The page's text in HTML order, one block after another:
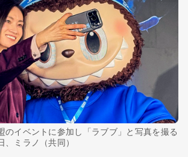
イベントに参加し「ラブブ」と写真を撮る
ミラノ（共同）